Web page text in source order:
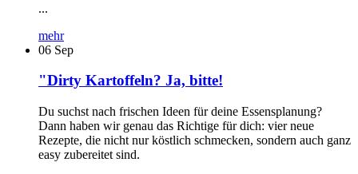
...
mehr
06 Sep
"Dirty Kartoffeln? Ja, bitte!
Du suchst nach frischen Ideen für deine Essensplanung?
Dann haben wir genau das Richtige für dich: vier neue
Rezepte, die nicht nur köstlich schmecken, sondern auch ganz
easy zubereitet sind.